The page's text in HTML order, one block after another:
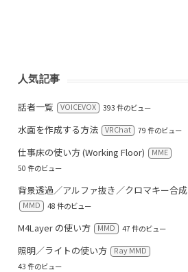
人気記事
話者一覧 VOICEVOX 393 件のビュー
水面を作成する方法 VRChat 79 件のビュー
仕事床の使い方 (Working Floor)
MME
50 件のビュー
背景透過／アルファ抜き／クロマキー合成
MMD 48 件のビュー
M4Layer の使い方 MMD 47 件のビュー
照明／ライトの使い方
Ray MMD
43 件のビュー